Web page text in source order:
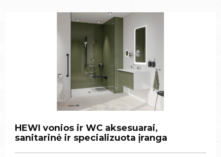
HEWI vonios ir WC aksesuarai,
sanitarinė ir specializuota įranga
HEWI vonios ir WC aksesuarai,
sanitarinė ir specializuota įranga